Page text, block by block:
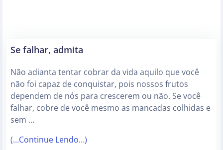
Se falhar, admita
Não adianta tentar cobrar da vida aquilo que você
não foi capaz de conquistar, pois nossos frutos
dependem de nós para crescerem ou não. Se você
falhar, cobre de você mesmo as mancadas colhidas e
sem …
(…Continue Lendo…)